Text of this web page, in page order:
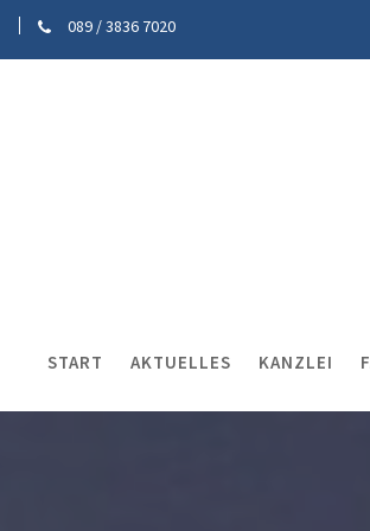
089 / 3836 7020
START AKTUELLES KANZLEI